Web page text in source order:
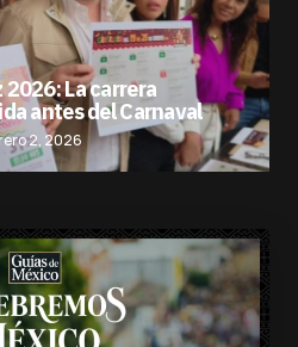
La carrera
antes del Carnaval
2, 2026